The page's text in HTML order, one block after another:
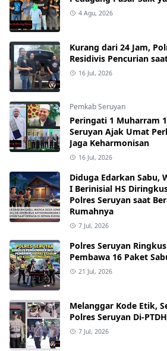
4 Agu, 2026
Kurang dari 24 Jam,
Residivis Pencurian
16 Jul, 2026
Pemkab Seruyan
Peringati 1 Muharram
Seruyan Ajak Umat
Jaga Keharmonisan
16 Jul, 2026
Diduga Edarkan Sabu,
I Berinisial HS
Polres Seruyan saat
Rumahnya
7 Jul, 2026
Polres Seruyan
Pembawa 16 Paket
21 Jul, 2026
Melanggar Kode Etik,
Polres Seruyan Di-PTDH
7 Jul, 2026